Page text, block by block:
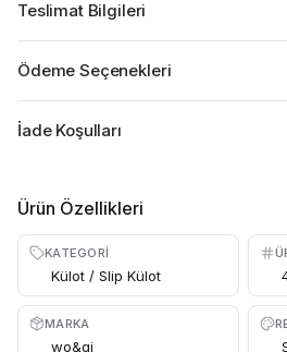
Teslimat Bilgileri
Ödeme Seçenekleri
İade Koşulları
Ürün Özellikleri
KATEGORI
Külot / Slip Külot
MARKA
wo&gi